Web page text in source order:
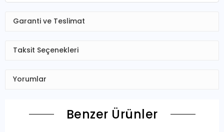
Garanti ve Teslimat
Taksit Seçenekleri
Yorumlar
Benzer Ürünler